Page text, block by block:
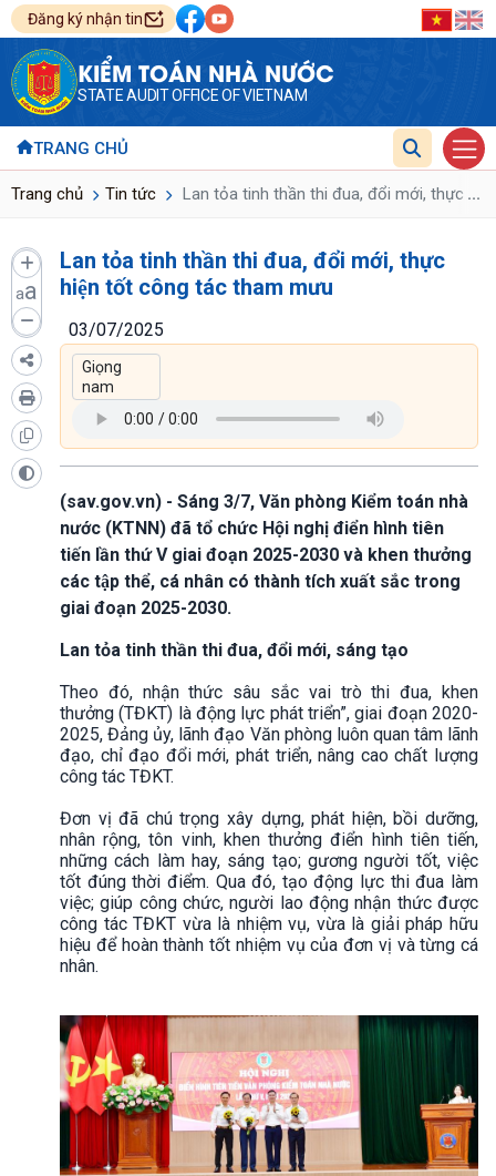
Đăng ký nhận tin
KIỂM TOÁN NHÀ NƯỚC
STATE AUDIT OFFICE OF VIETNAM
TRANG CHỦ
Trang chủ Tin tức Lan tỏa tinh thần thi đua, đổi mới, thực...
aa
Lan tỏa tinh thần thi đua, đổi mới, thực
hiện tốt công tác tham mưu
03/07/2025
(sav.gov.vn) - Sáng 3/7, Văn phòng Kiểm toán nhà
nước (KTNN) đã tổ chức Hội nghị điển hình tiên
tiến lần thứ V giai đoạn 2025-2030 và khen thưởng
các tập thể, cá nhân có thành tích xuất sắc trong
giai đoạn 2025-2030.
Lan tỏa tinh thần thi đua, đổi mới, sáng tạo
Theo đó, nhận thức sâu sắc vai trò thi đua, khen
thưởng (TĐKT) là động lực phát triển”, giai đoạn 2020-
2025, Đảng ủy, lãnh đạo Văn phòng luôn quan tâm lãnh
đạo, chỉ đạo đổi mới, phát triển, nâng cao chất lượng
công tác TĐKT.
Đơn vị đã chú trọng xây dựng, phát hiện, bồi dưỡng,
nhân rộng, tôn vinh, khen thưởng điển hình tiên tiến,
những cách làm hay, sáng tạo; gương người tốt, việc
tốt đúng thời điểm. Qua đó, tạo động lực thi đua làm
việc; giúp công chức, người lao động nhận thức được
công tác TĐKT vừa là nhiệm vụ, vừa là giải pháp hữu
hiệu để hoàn thành tốt nhiệm vụ của đơn vị và từng cá
nhân.